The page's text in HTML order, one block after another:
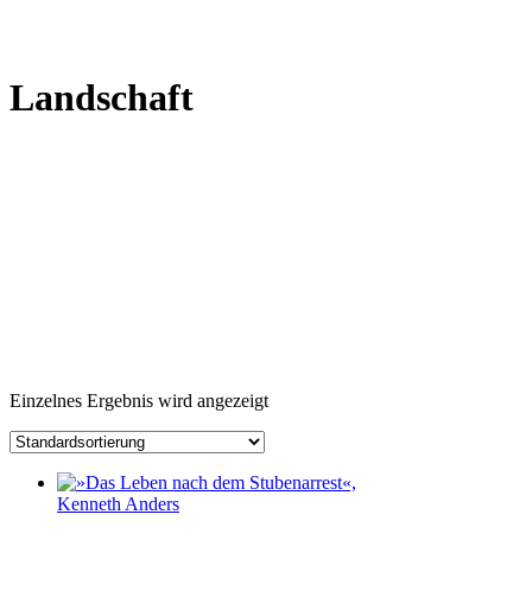
Landschaft
Einzelnes Ergebnis wird angezeigt